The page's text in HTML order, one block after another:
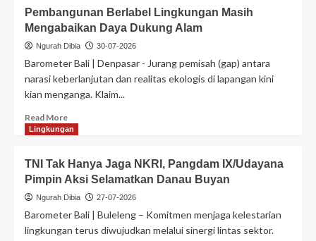
Pembangunan Berlabel Lingkungan Masih
Mengabaikan Daya Dukung Alam
Ngurah Dibia 30-07-2026
Barometer Bali | Denpasar - ​Jurang pemisah (gap) antara
narasi keberlanjutan dan realitas ekologis di lapangan kini
kian menganga. Klaim...
Read More
Lingkungan
TNI Tak Hanya Jaga NKRI, Pangdam IX/Udayana
Pimpin Aksi Selamatkan Danau Buyan
Ngurah Dibia 27-07-2026
Barometer Bali | Buleleng – Komitmen menjaga kelestarian
lingkungan terus diwujudkan melalui sinergi lintas sektor.